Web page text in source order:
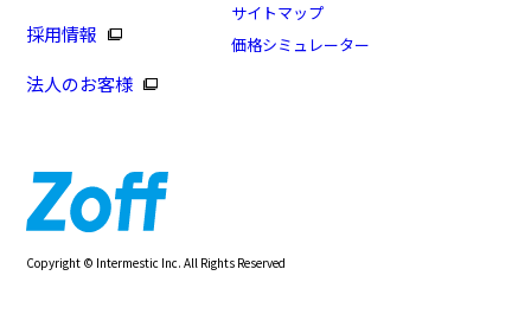
採用情報
法人のお客様
サイトマップ
価格シミュレーター
Copyright © Intermestic Inc. All Rights Reserved